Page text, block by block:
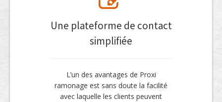
Une plateforme de contact
simplifiée
L’un des avantages de Proxi
ramonage est sans doute la facilité
avec laquelle les clients peuvent